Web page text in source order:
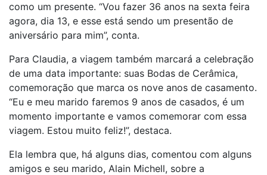
como um presente. “Vou fazer 36 anos na sexta feira
agora, dia 13, e esse está sendo um presentão de
aniversário para mim”, conta.
Para Claudia, a viagem também marcará a celebração
de uma data importante: suas Bodas de Cerâmica,
comemoração que marca os nove anos de casamento.
“Eu e meu marido faremos 9 anos de casados, é um
momento importante e vamos comemorar com essa
viagem. Estou muito feliz!”, destaca.
Ela lembra que, há alguns dias, comentou com alguns
amigos e seu marido, Alain Michell, sobre a